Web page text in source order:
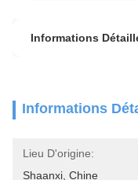
Informations
Informations
Lieu D'origine:
Shaanxi, Chine